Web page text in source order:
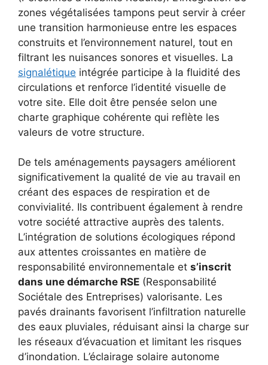
zones végétalisées tampons peut servir à créer
une transition harmonieuse entre les espaces
construits et l’environnement naturel, tout en
filtrant les nuisances sonores et visuelles. La
signalétique intégrée participe à la fluidité des
circulations et renforce l’identité visuelle de
votre site. Elle doit être pensée selon une
charte graphique cohérente qui reflète les
valeurs de votre structure.
De tels aménagements paysagers améliorent
significativement la qualité de vie au travail en
créant des espaces de respiration et de
convivialité. Ils contribuent également à rendre
votre société attractive auprès des talents.
L’intégration de solutions écologiques répond
aux attentes croissantes en matière de
responsabilité environnementale et s’inscrit
dans une démarche RSE (Responsabilité
Sociétale des Entreprises) valorisante. Les
pavés drainants favorisent l’infiltration naturelle
des eaux pluviales, réduisant ainsi la charge sur
les réseaux d’évacuation et limitant les risques
d’inondation. L’éclairage solaire autonome